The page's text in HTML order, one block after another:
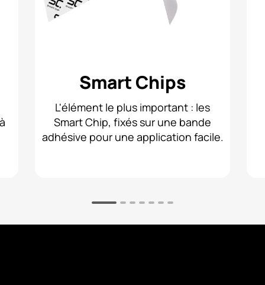
Smart Chips
L'élément le plus important : les
Smart Chip, fixés sur une bande
adhésive pour une application facile.